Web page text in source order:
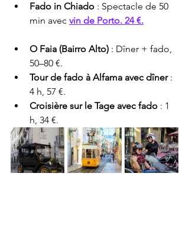
Fado in Chiado : Spectacle de 50
min avec vin de Porto. 24 €.
O Faia (Bairro Alto) : Dîner + fado,
50–80 €.
Tour de fado à Alfama avec dîner :
4 h, 57 €.
Croisière sur le Tage avec fado : 1
h, 34 €.